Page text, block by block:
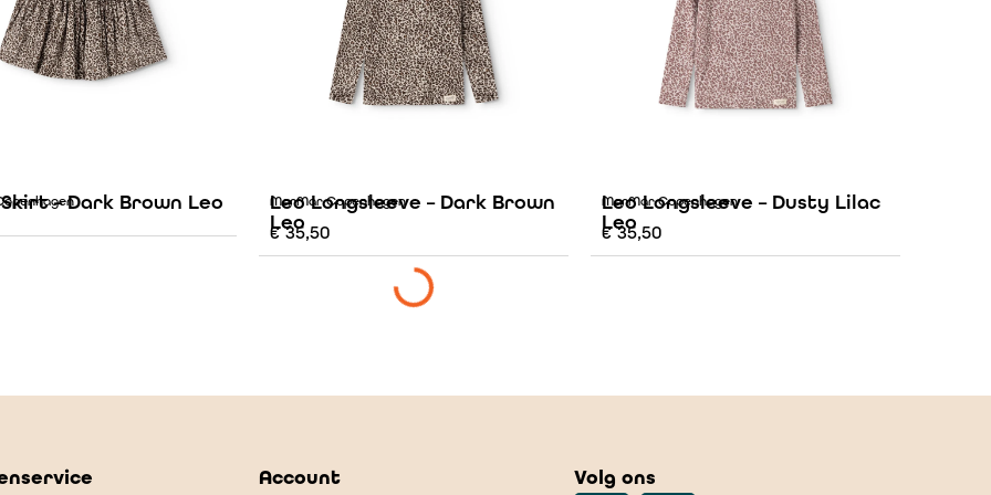
– Dark Brown Leo MarMar Copenhagen
Leo Longsleeve – Dark Brown
Leo
€35,50
MarMar Copenhagen
Leo Longsleeve – Dusty Lilac
Leo
€35,50
Account Volg ons